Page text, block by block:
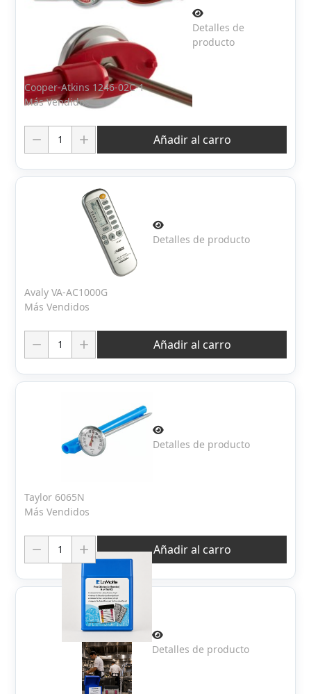
Detalles de
producto
Cooper-Atkins 1246-02C-1
Más Vendidos
Añadir al carro
Detalles de producto
Avaly VA-AC1000G
Más Vendidos
Añadir al carro
Detalles de producto
Taylor 6065N
Más Vendidos
Añadir al carro
Detalles de producto